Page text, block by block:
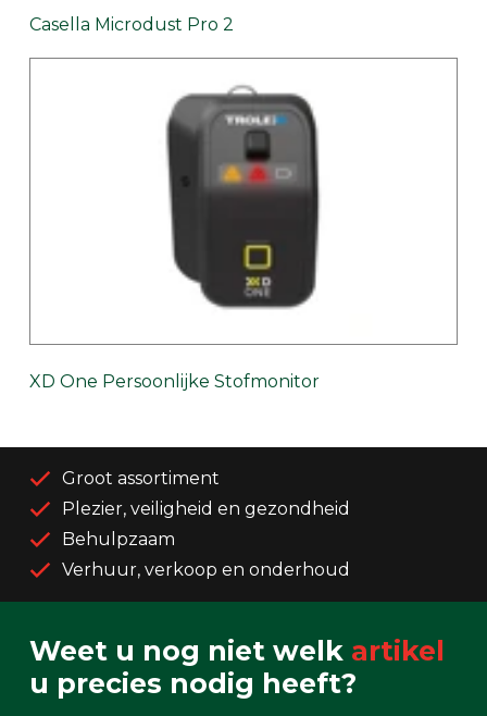
Casella Microdust Pro 2
XD One Persoonlijke Stofmonitor
Groot assortiment
Plezier, veiligheid en gezondheid
Behulpzaam
Verhuur, verkoop en onderhoud
Weet u nog niet welk artikel
u precies nodig heeft?